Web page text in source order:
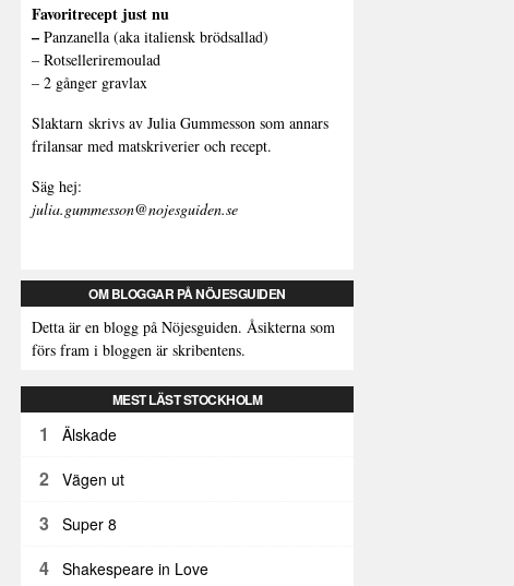
Favoritrecept just nu
– Panzanella (aka italiensk brödsallad)
– Rotselleriremoulad
– 2 gånger gravlax
Slaktarn skrivs av Julia Gummesson som annars
frilansar med matskriverier och recept.
Säg hej:
julia.gummesson@nojesguiden.se
OM BLOGGAR PÅ NÖJESGUIDEN
Detta är en blogg på Nöjesguiden. Åsikterna som
förs fram i bloggen är skribentens.
MEST LÄST STOCKHOLM
1 Älskade
2 Vägen ut
3 Super 8
4 Shakespeare in Love